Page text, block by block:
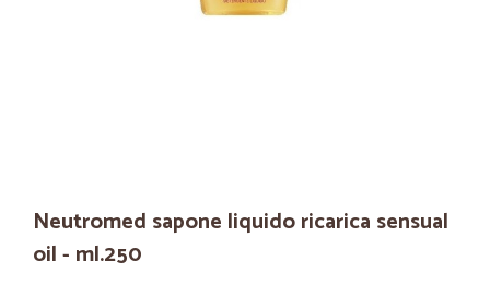
Neutromed sapone liquido ricarica sensual
oil - ml.250